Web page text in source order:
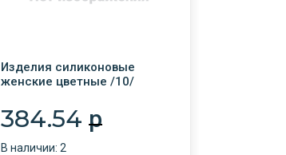
Изделия силиконовые
женские цветные /10/
384.54 p
В наличии: 2